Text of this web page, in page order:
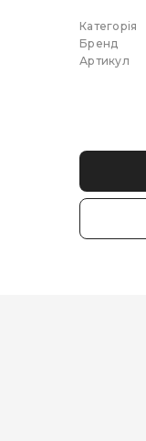
Категорія
Бренд
Артикул